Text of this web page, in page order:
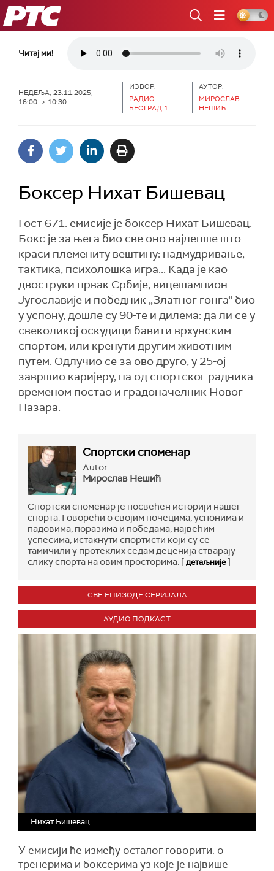
РТС
Читај ми!
НЕДЕЉА, 23.11.2025,
16:00 -> 10:30
ИЗВОР:
РАДИО
БЕОГРАД 1
АУТОР:
МИРОСЛАВ
НЕШИЋ
Боксер Нихат Бишевац
Гост 671. емисије је боксер Нихат Бишевац.
Бокс је за њега био све оно најлепше што
краси племениту вештину: надмудривање,
тактика, психолошка игра... Када је као
двоструки првак Србије, вицешампион
Југославије и победник „Златног гонга“ био
у успону, дошле су 90-те и дилема: да ли се у
свеколикој оскудици бавити врхунским
спортом, или кренути другим животним
путем. Одлучио се за ово друго, у 25-ој
завршио каријеру, па од спортског радника
временом постао и градоначелник Новог
Пазара.
Спортски споменар
Autor:
Мирослав Нешић
Спортски споменар је посвећен историји нашег
спорта. Говорећи о својим почецима, успонима и
падовима, поразима и победама, највећим
успесима, истакнути спортисти који су се
тамичили у протеклих седам деценија стварају
слику спорта на овим просторима. [детаљније]
СВЕ ЕПИЗОДЕ СЕРИЈАЛА
АУДИО ПОДКАСТ
Нихат Бишевац
У емисији ће између осталог говорити: о
тренерима и боксерима уз које је највише